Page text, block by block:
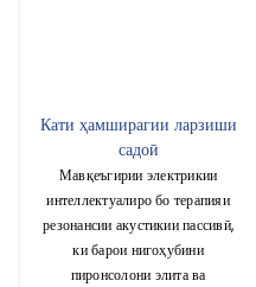
Кати ҳамширагии ларзиши
садоӣ
Мавқеъгирии электрикии
интеллектуалиро бо терапияи
резонансии акустикии пассивӣ,
ки барои нигоҳубини
пиронсолони элита ва